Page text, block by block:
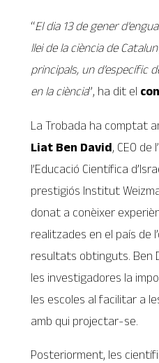
“El dia 13 de gener
llei de la ciència de
principals, un d’específic
en la ciència”, ha dit el
La Trobada ha comptat
Liat Ben David, CEO
l’Educació Científica
prestigiós Institut
donat a conèixer
realitzades en el país de
resultats obtinguts. Ben
les investigadores la
les escoles al facilitar a
amb qui projectar-se.
Posteriorment, les